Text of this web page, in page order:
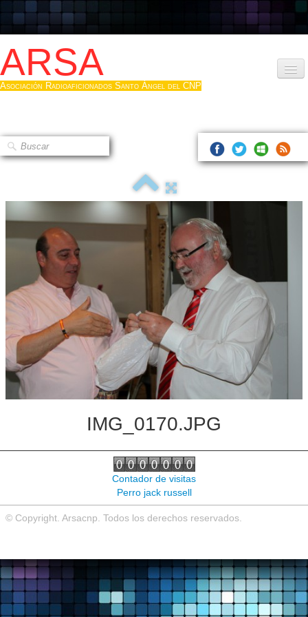
ARSA
Asociación Radioaficionados Santo Ángel del CNP
Que es la ARSA
Hacerse socio
Log diploma en Pdf
Fotos▼
Sistemas Digitales
Noticias de interés
Contacto
IMG_0170.JPG
Contador de visitas
Perro jack russell
© Copyright. Arsacnp. Todos los derechos reservados.